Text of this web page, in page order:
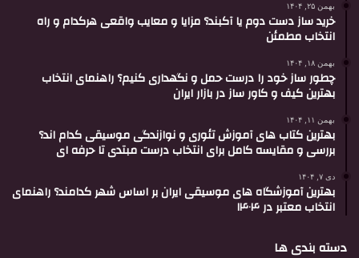
بهمن ۲۵, ۱۴۰۴
خرید ساز دست دوم یا آکبند؟ مزایا و معایب واقعی هرکدام و راه
انتخاب مطمئن
بهمن ۱۸, ۱۴۰۴
چطور ساز خود را درست حمل و نگهداری کنیم؟ راهنمای انتخاب
بهترین کیف و کاور ساز در بازار ایران
بهمن ۱۱, ۱۴۰۴
بهترین کتاب های آموزش تئوری و نوازندگی موسیقی کدام اند؟
بررسی و مقایسه کامل برای انتخاب درست مبتدی تا حرفه ای
دی ۷, ۱۴۰۴
بهترین آموزشگاه های موسیقی ایران بر اساس شهر کدامند؟ راهنمای
انتخاب معتبر در ۱۴۰۴
دسته بندی ها